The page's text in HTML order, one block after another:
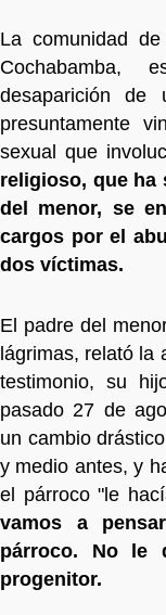
La comunidad
Cochabamba,
desaparición de
presuntamente
sexual que
religioso, que ha
del menor, se
cargos por el
dos víctimas.
El padre del
lágrimas, relató la
testimonio, su
pasado 27 de
un cambio
y medio antes, y
el párroco "le
vamos a
párroco. No le
progenitor.